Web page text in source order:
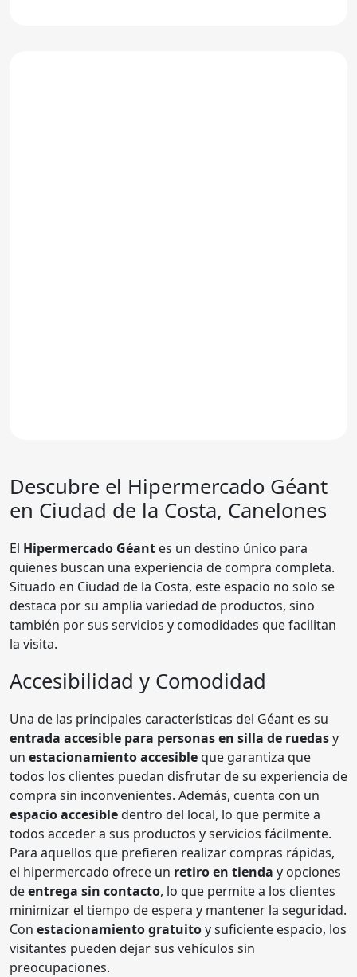
Descubre el Hipermercado Géant
en Ciudad de la Costa, Canelones
El Hipermercado Géant es un destino único para
quienes buscan una experiencia de compra completa.
Situado en Ciudad de la Costa, este espacio no solo se
destaca por su amplia variedad de productos, sino
también por sus servicios y comodidades que facilitan
la visita.
Accesibilidad y Comodidad
Una de las principales características del Géant es su
entrada accesible para personas en silla de ruedasy
un estacionamiento accesibleque garantiza que
todos los clientes puedan disfrutar de su experiencia de
compra sin inconvenientes. Además, cuenta con un
espacio accesibledentro del local, lo que permite a
todos acceder a sus productos y servicios fácilmente.
Para aquellos que prefieren realizar compras rápidas,
el hipermercado ofrece un retiro en tienda y opciones
deentrega sin contacto, lo que permite a los clientes
minimizar el tiempo de espera y mantener la seguridad.
Con estacionamiento gratuitoy suficiente espacio, los
visitantes pueden dejar sus vehículos sin
preocupaciones.